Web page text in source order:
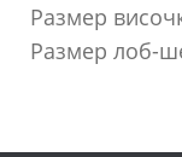
Размер
Размер лоб-